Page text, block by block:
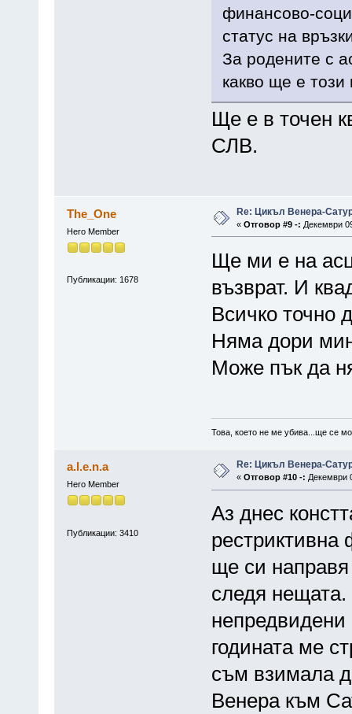
финансово-
статус на
За родените с
какво ще е този
Ще е в точен
СЛВ.
The_One
Hero Member
Публикации: 1678
Re: Цикъл Венера-
« Отговор #9 -: Декември
Ще ми е на
възврат. И
Всичко точно
Няма дори
Може пък да
Това, което не ме убива...ще се
a.l.e.n.a
Hero Member
Публикации: 3410
Re: Цикъл Венера-
« Отговор #10 -: Декември
Аз днес
рестриктивна
ще си
следя
непредвидени
годината ме
съм взимала
Венера към